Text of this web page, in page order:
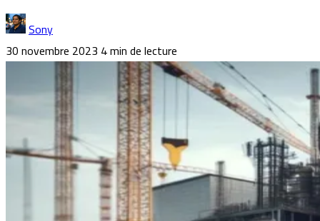
Sony
30 novembre 2023 4 min de lecture